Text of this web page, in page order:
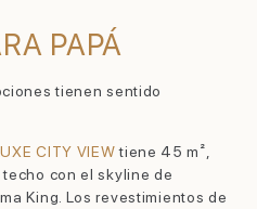
PAPÁ
tienen sentido
CITY VIEWtiene 45 m²,
con el skyline de
King. Los revestimientos de